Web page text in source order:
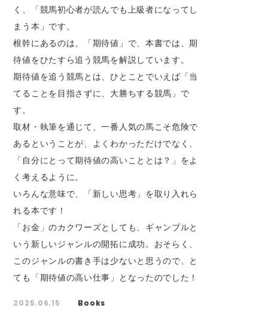
く、「競馬初心者が読んでも上級者になってし
まう本」です。
根幹にあるのは、「期待値」で、本書では、期
待値をひたすら追う競馬を解説しています。
期待値を追う競馬とは、ひとことでいえば「当
てることを目指さずに、大勝ちする競馬」で
す。
取材・執筆を通じて、一番人気の馬こそ危険で
あるということが、よくわかっただけでなく、
「自分にとって期待値の高いこととは？」をよ
く考えるように。
いろんな意味で、「新しい思考」を取り入れら
れる本です！
「お金」のカクワーズとしても、ギャンブルと
いう新しいジャンルの開拓に成功。おそらく、
このジャンルの書き手は少ないと思うので、と
ても「期待値の高い仕事」となったのでした！
2025.06.15 Books